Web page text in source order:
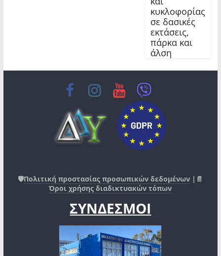
κυκλοφορίας
σε δασικές
εκτάσεις,
πάρκα και
άλση
🛡️Πολιτική προστασίας προσωπικών δεδομένων |📄
Όροι χρήσης διαδικτυακών τόπων
ΣΥΝΔΕΣΜΟΙ